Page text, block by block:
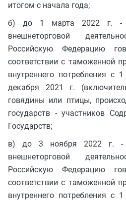
итогом с начала года;
б) до 1 марта 2022 г. -
внешнеторговой
Российскую Федерацию
соответствии с таможенной
внутреннего потребления с
декабря 2021 г.
говядины или птицы,
государств - участников
Государств;
в) до 3 ноября 2022 г. -
внешнеторговой
Российскую Федерацию
соответствии с таможенной
внутреннего потребления с